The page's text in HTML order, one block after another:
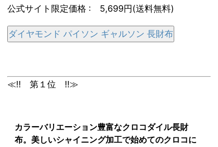
公式サイト限定価格 : 5,699円(送料無料)
ダイヤモンド パイソン ギャルソン 長財布
≪!! 第１位 !!≫
カラーバリエーション豊富なクロコダイル長財
布。美しいシャイニング加工で始めてのクロコに